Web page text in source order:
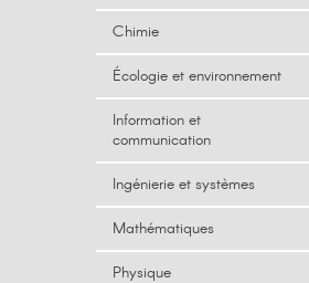
Chimie
Écologie et environnement
Information et
communication
Ingénierie et systèmes
Mathématiques
Physique